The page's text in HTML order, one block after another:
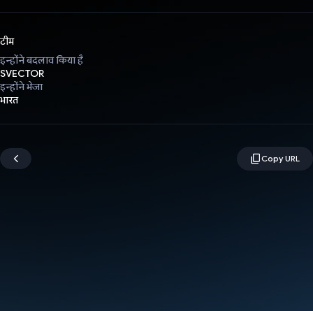
टीम
इन्होंने बदलाव किया है
SVECTOR
इन्होंने भेजा
भारत